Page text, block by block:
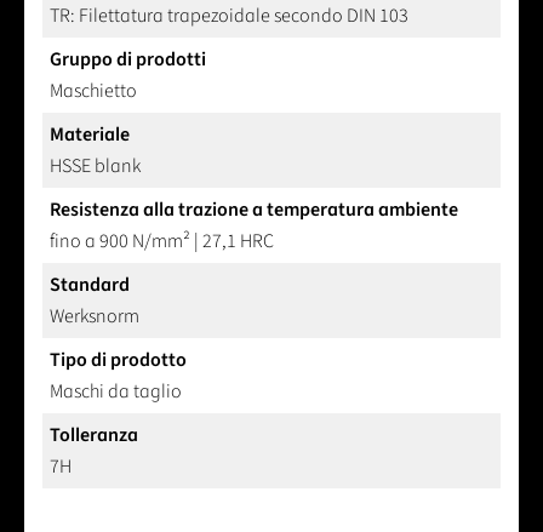
TR: Filettatura trapezoidale secondo DIN 103
Gruppo di prodotti
Maschietto
Materiale
HSSE blank
Resistenza alla trazione a temperatura ambiente
fino a 900 N/mm² | 27,1 HRC
Standard
Werksnorm
Tipo di prodotto
Maschi da taglio
Tolleranza
7H